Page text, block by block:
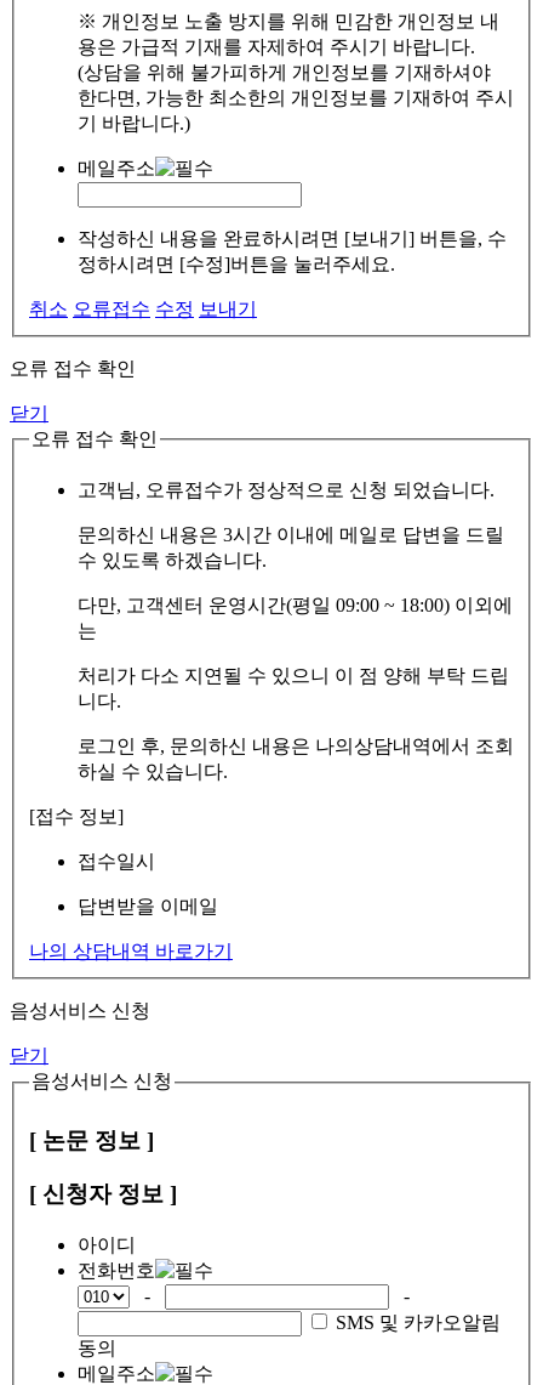
※ 개인정보 노출 방지를 위해 민감한 개인정보 내
용은 가급적 기재를 자제하여 주시기 바랍니다.
(상담을 위해 불가피하게 개인정보를 기재하셔야
한다면, 가능한 최소한의 개인정보를 기재하여 주시
기 바랍니다.)
메일주소
작성하신 내용을 완료하시려면 [보내기] 버튼을, 수
정하시려면 [수정]버튼을 눌러주세요.
취소 오류접수 수정 보내기
오류 접수 확인
닫기
오류 접수 확인
고객님, 오류접수가 정상적으로 신청 되었습니다.
문의하신 내용은 3시간 이내에 메일로 답변을 드릴
수 있도록 하겠습니다.
다만, 고객센터 운영시간(평일 09:00 ~ 18:00) 이외에
는
처리가 다소 지연될 수 있으니 이 점 양해 부탁 드립
니다.
로그인 후, 문의하신 내용은 나의상담내역에서 조회
하실 수 있습니다.
[접수 정보]
접수일시
답변받을 이메일
나의 상담내역 바로가기
음성서비스 신청
닫기
음성서비스 신청
[ 논문 정보 ]
[ 신청자 정보 ]
아이디
전화번호
-
-
SMS 및 카카오알림
동의
메일주소